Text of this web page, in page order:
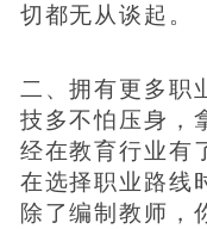
切都无从谈起。
二、拥有更多职
技多不怕压身，
经在教育行业有
在选择职业路线
除了编制教师，